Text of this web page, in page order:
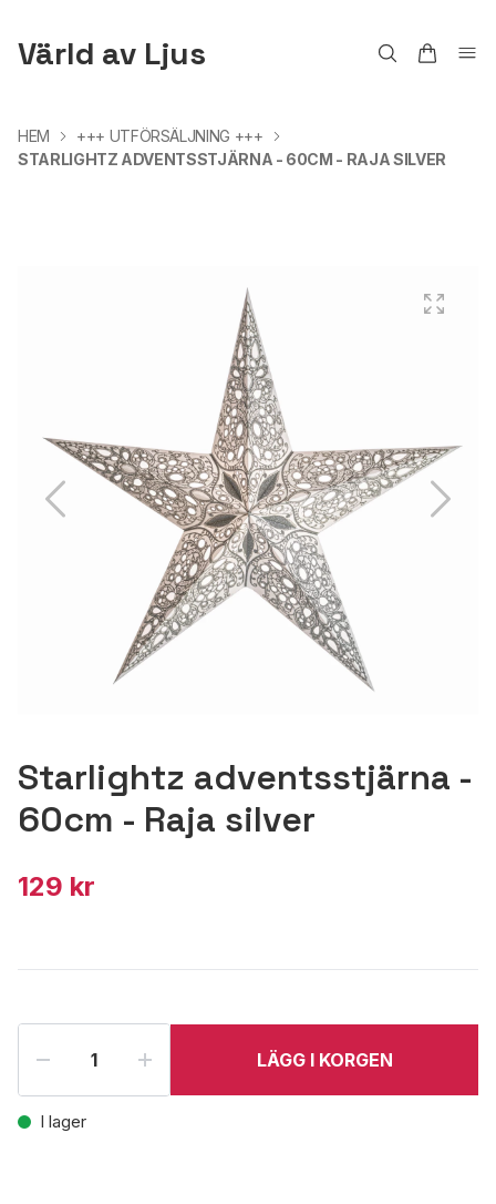
Värld av Ljus
HEM
+++ UTFÖRSÄLJNING +++
STARLIGHTZ ADVENTSSTJÄRNA - 60CM - RAJA SILVER
Starlightz adventsstjärna -
60cm - Raja silver
129 kr
LÄGG I KORGEN
I lager